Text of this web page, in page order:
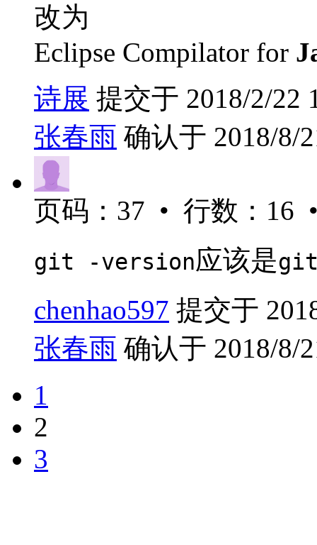
改为
Eclipse Compilator for
诗展 提交于 2018/2/22
张春雨 确认于 2018/8/
页码：37 • 行数：16
git -version应该是
chenhao597 提交于
张春雨 确认于 2018/8/
1
2
3